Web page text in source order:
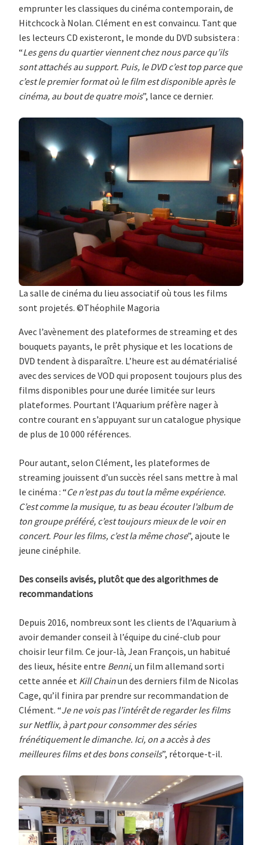
emprunter les classiques du cinéma contemporain, de
Hitchcock à Nolan. Clément en est convaincu. Tant que
les lecteurs CD existeront, le monde du DVD subsistera :
“Les gens du quartier viennent chez nous parce qu’ils
sont attachés au support. Puis, le DVD c’est top parce que
c’est le premier format où le film est disponible après le
cinéma, au bout de quatre mois”, lance ce dernier.
La salle de cinéma du lieu associatif où tous les films
sont projetés. ©Théophile Magoria
Avec l’avènement des plateformes de streaming et des
bouquets payants, le prêt physique et les locations de
DVD tendent à disparaître. L’heure est au dématérialisé
avec des services de VOD qui proposent toujours plus des
films disponibles pour une durée limitée sur leurs
plateformes. Pourtant l’Aquarium préfère nager à
contre courant en s’appuyant sur un catalogue physique
de plus de 10 000 références.
Pour autant, selon Clément, les plateformes de
streaming jouissent d’un succès réel sans mettre à mal
le cinéma : “Ce n’est pas du tout la même expérience.
C’est comme la musique, tu as beau écouter l’album de
ton groupe préféré, c’est toujours mieux de le voir en
concert. Pour les films, c’est la même chose”, ajoute le
jeune cinéphile.
Des conseils avisés, plutôt que des algorithmes de
recommandations
Depuis 2016, nombreux sont les clients de l’Aquarium à
avoir demander conseil à l’équipe du ciné-club pour
choisir leur film. Ce jour-là, Jean François, un habitué
des lieux, hésite entre Benni, un film allemand sorti
cette année et Kill Chainun des derniers film de Nicolas
Cage, qu’il finira par prendre sur recommandation de
Clément. “Je ne vois pas l’intérêt de regarder les films
sur Netflix, à part pour consommer des séries
frénétiquement le dimanche. Ici, on a accès à des
meilleures films et des bons conseils”, rétorque-t-il.